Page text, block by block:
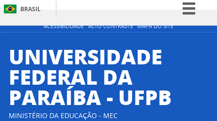
ACESSIBILIDADE ALTO CONTRASTE MAPA DO SITE
BRASIL
Simplifique!
Participe
Acesso à informação
Canais
UNIVERSIDADE
FEDERAL DA
PARAÍBA - UFPB
MINISTÉRIO DA EDUCAÇÃO - MEC